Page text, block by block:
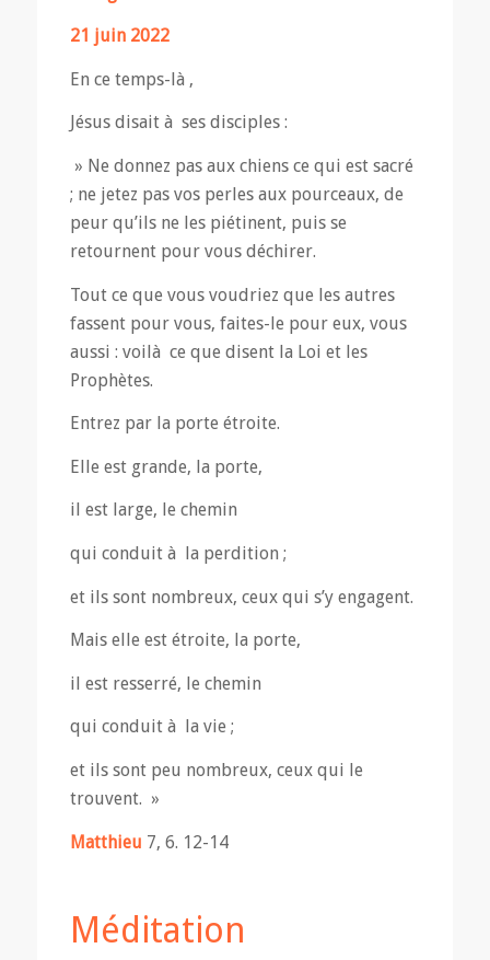
21 juin 2022
En ce temps-là ,
Jésus disait à ses disciples :
» Ne donnez pas aux chiens ce qui est sacré
; ne jetez pas vos perles aux pourceaux, de
peur qu’ils ne les piétinent, puis se
retournent pour vous déchirer.
Tout ce que vous voudriez que les autres
fassent pour vous, faites-le pour eux, vous
aussi : voilà ce que disent la Loi et les
Prophètes.
Entrez par la porte étroite.
Elle est grande, la porte,
il est large, le chemin
qui conduit à la perdition ;
et ils sont nombreux, ceux qui s’y engagent.
Mais elle est étroite, la porte,
il est resserré, le chemin
qui conduit à la vie ;
et ils sont peu nombreux, ceux qui le
trouvent. »
Matthieu 7, 6. 12-14
Méditation